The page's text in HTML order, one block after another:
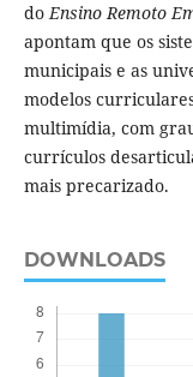
doEnsino Remoto
apontam que os
municipais e as
modelos
multimídia, com
currículos
mais precarizado.
DOWNLOADS